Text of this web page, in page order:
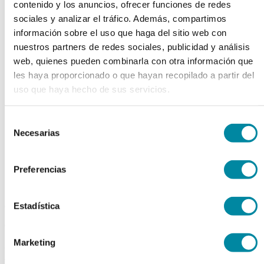
contenido y los anuncios, ofrecer funciones de redes
sociales y analizar el tráfico. Además, compartimos
información sobre el uso que haga del sitio web con
nuestros partners de redes sociales, publicidad y análisis
web, quienes pueden combinarla con otra información que
les haya proporcionado o que hayan recopilado a partir del
uso que haya hecho de sus servicios.
Necesarias
Preferencias
Estadística
Marketing
chevron_right
adquiriendo este producto
EUCALIPTOL